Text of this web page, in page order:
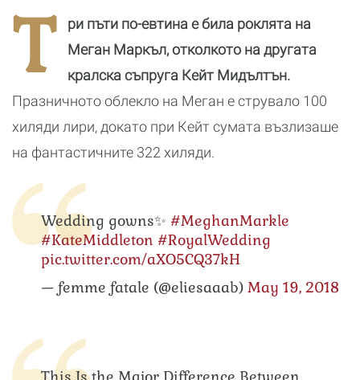
Т
ри пъти по-евтина е била роклята на
Меган Маркъл, отколкото на другата
кралска съпруга Кейт Мидълтън.
Празничното облекло на Меган е струвало 100
хиляди лири, докато при Кейт сумата възлизаше
на фантастичните 322 хиляди.
Wedding gowns✨ #MeghanMarkle
#KateMiddleton #RoyalWedding
pic.twitter.com/aXO5CQ37kH
— femme fatale (@eliesaaab) May 19, 2018